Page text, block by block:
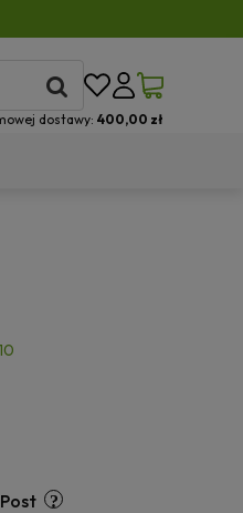
dostawy: 400,00 zł